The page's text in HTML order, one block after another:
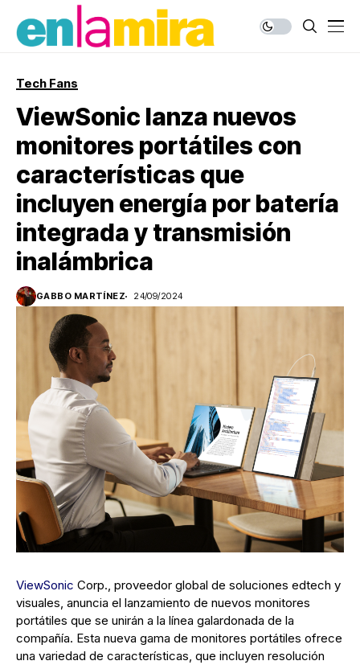
Tech Fans
ViewSonic lanza nuevos
monitores portátiles con
características que
incluyen energía por batería
integrada y transmisión
inalámbrica
GABBO MARTÍNEZ 24/09/2024
ViewSonic Corp., proveedor global de soluciones edtech y
visuales, anuncia el lanzamiento de nuevos monitores
portátiles que se unirán a la línea galardonada de la
compañía. Esta nueva gama de monitores portátiles ofrece
una variedad de características, que incluyen resolución